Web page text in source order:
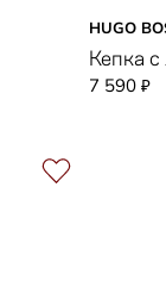
HUGO
Кепка
7 590 ₽